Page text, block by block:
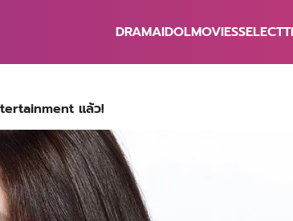
DRAMAIDOLMOVIESSELECT
แล้ว!